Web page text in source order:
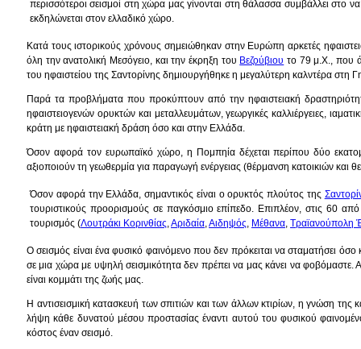
περισσότεροι σεισμοί στη χώρα μας γίνονται στη θάλασσα συμβάλλει στο
εκδηλώνεται στον ελλαδικό χώρο.
Κατά τους ιστορικούς χρόνους σημειώθηκαν στην Ευρώπη αρκετές
όλη την ανατολική Μεσόγειο, και την έκρηξη του Βεζούβιου το 79 μ.Χ., που
του ηφαιστείου της Σαντορίνης δημιουργήθηκε η μεγαλύτερη καλντέρα στη
Παρά τα προβλήματα που προκύπτουν από την ηφαιστειακή
ηφαιστειογενών ορυκτών και μεταλλευμάτων, γεωργικές καλλιέργειες,
κράτη με ηφαιστειακή δράση όσο και στην Ελλάδα.
Όσον αφορά τον ευρωπαϊκό χώρο, η Πομπηία δέχεται περίπου δύο
αξιοποιούν τη γεωθερμία για παραγωγή ενέργειας (θέρμανση κατοικιών και
Όσον αφορά την Ελλάδα, σημαντικός είναι ο ορυκτός πλούτος της
τουριστικούς προορισμούς σε παγκόσμιο επίπεδο. Επιπλέον, στις 60
τουρισμός (Λουτράκι Κορινθίας,Αριδαία,Αιδηψός, Μέθανα, Τραϊανούπολη
Ο σεισμός είναι ένα φυσικό φαινόμενο που δεν πρόκειται να σταματήσει
σε μια χώρα με υψηλή σεισμικότητα δεν πρέπει να μας κάνει να φοβόμαστε.
είναι κομμάτι της ζωής μας.
Η αντισεισμική κατασκευή των σπιτιών και των άλλων κτιρίων, η γνώση
λήψη κάθε δυνατού μέσου προστασίας έναντι αυτού του φυσικού
κόστος έναν σεισμό.